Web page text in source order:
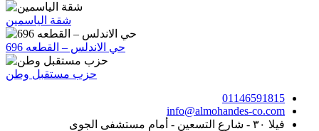
شقة الياسمين
حي الاندلس – القطعه 696
حزب مستقبل وطن
01146591815
info@almohandes-co.com
فيلا ٣٠ - شارع التسعين - أمام مستشفى الجوى